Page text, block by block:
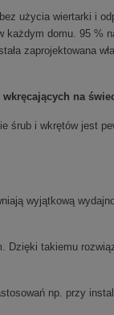
użycia wiertarki i
każdym domu. 95 %
zaprojektowana
na
śrub i wkrętów jest
wyjątkową
Dzięki takiemu
np. przy